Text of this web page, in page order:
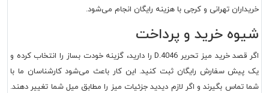
خریداران تهرانی و کرجی با هزینه رایگان انجام می‌شود.
شیوه خرید و پرداخت
اگر قصد خرید میز تحریر D.4046 را دارید، گزینه خودت بساز را انتخاب کرده و
یک پیش سفارش رایگان ثبت کنید. این کار باعث می‌شود کارشناسان ما با
شما تماس بگیرند و اگر لازم دیدید جزئیات میز را مطابق میل شما تغییر دهند.